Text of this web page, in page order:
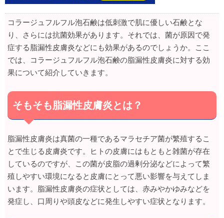
コラージュフルフル泡石鹸は低刺激で肌に優しい石鹸とな
り、さらには抗菌効果があります。それでは、菌が原因で発
症する脂漏性皮膚炎などにも効果があるのでしょうか。ここ
では、コラージュフルフル泡石鹸の脂漏性皮膚炎に対する効
果について紹介していきます。
そもそも脂漏性皮膚炎とは？
脂漏性皮膚炎は真菌の一種であるマラセチア菌が繁殖するこ
とで生じる皮膚炎です。ヒトの皮膚にはもともと雑菌が存在
しているのですが、この菌が皮脂の過剰分泌などによって繁
殖しやすい環境になると皮膚にとって悪い影響を与えてしま
います。脂漏性皮膚炎の症状としては、赤みやかゆみなどを
発症し、口周りや頭皮などに発生しやすい症状となります。